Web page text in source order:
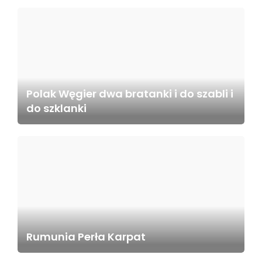
Polak Węgier dwa bratanki i do szabli i
do szklanki
Rumunia Perła Karpat